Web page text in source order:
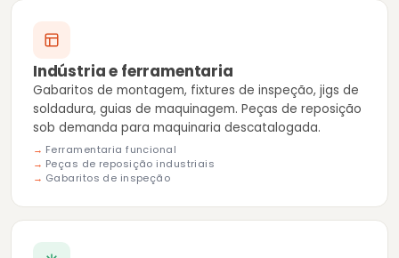
Indústria e ferramentaria
Gabaritos de montagem, fixtures de inspeção, jigs de
soldadura, guias de maquinagem. Peças de reposição
sob demanda para maquinaria descatalogada.
Ferramentaria funcional
Peças de reposição industriais
Gabaritos de inspeção